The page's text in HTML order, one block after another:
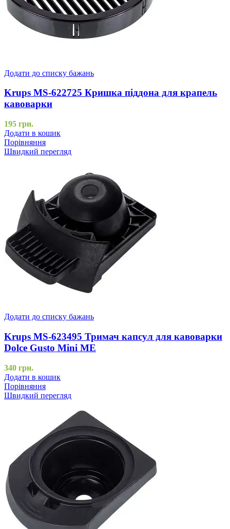
Додати до списку бажань
Krups MS-622725 Кришка піддона для крапель
кавоварки
195 грн.
Додати в кошик
Порівняння
Швидкий перегляд
Додати до списку бажань
Krups MS-623495 Тримач капсул для кавоварки
Dolce Gusto Mini ME
340 грн.
Додати в кошик
Порівняння
Швидкий перегляд